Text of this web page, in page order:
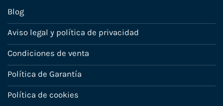
Blog
Aviso legal y política de privacidad
Condiciones de venta
Política de Garantía
Política de cookies